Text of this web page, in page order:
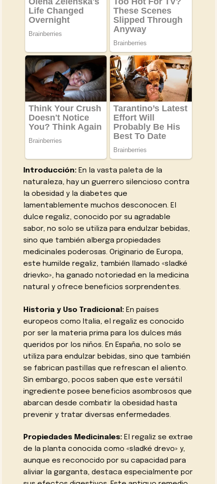
Introducción: En la vasta paleta de la
naturaleza, hay un guerrero silencioso contra
la obesidad y la diabetes que
lamentablemente muchos desconocen. El
dulce regaliz, conocido por su agradable
sabor, no solo se utiliza para endulzar bebidas,
sino que también alberga propiedades
medicinales poderosas. Originario de Europa,
este humilde regaliz, también llamado «sladké
drievko», ha ganado notoriedad en la medicina
natural y ofrece beneficios sorprendentes.
Historia y Uso Tradicional: En países
europeos como Italia, el regaliz es conocido
por ser la materia prima para los dulces más
queridos por los niños. En España, no solo se
utiliza para endulzar bebidas, sino que también
se fabrican pastillas que refrescan el aliento.
Sin embargo, pocos saben que este versátil
ingrediente posee beneficios asombrosos que
abarcan desde combatir la obesidad hasta
prevenir y tratar diversas enfermedades.
Propiedades Medicinales: El regaliz se extrae
de la planta conocida como «sladké drevo» y,
aunque es reconocido por su capacidad para
aliviar la garganta, destaca especialmente por